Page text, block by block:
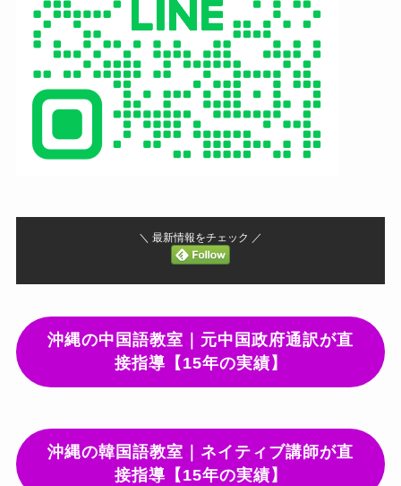
＼ 最新情報をチェック ／
沖縄の中国語教室｜元中国政府通訳が直
接指導【15年の実績】
沖縄の韓国語教室｜ネイティブ講師が直
接指導【15年の実績】